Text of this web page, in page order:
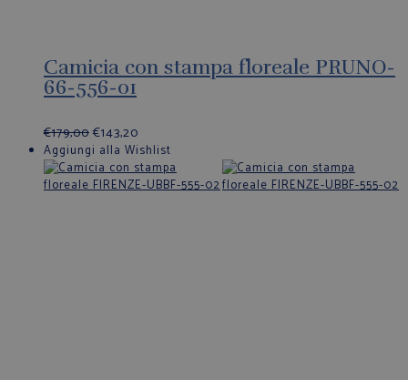
Camicia con stampa floreale PRUNO-
66-556-01
€179,00€143,20
Aggiungi alla Wishlist